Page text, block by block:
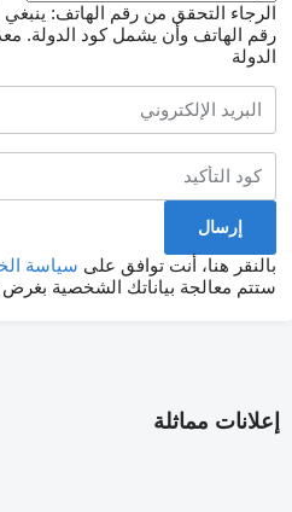
الرجاء التحقق من رقم الهاتف: ينبغي
رقم الهاتف وأن يشمل كود الدولة.
الدولة
بالنقر هنا، أنت توافق على سياسة
ستتم معالجة بياناتك الشخصية
إعلانات مماثلة